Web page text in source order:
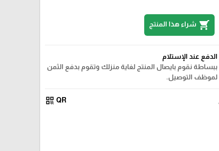
shopping_cart شراء هذا المنتج
الدفع عند الإستلام
ببساطة نقوم بايصال المنتج لغاية منزلك وتقوم بدفع الثمن
لموظف التوصيل.
QR
qr_code